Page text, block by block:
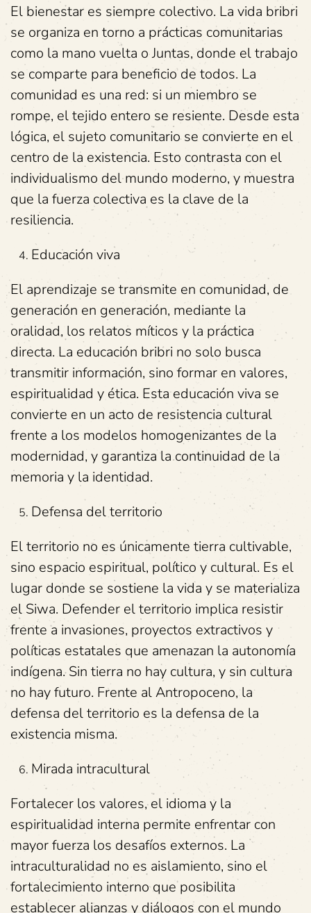
El bienestar es siempre colectivo. La vida bribri
se organiza en torno a prácticas comunitarias
como la mano vuelta o Juntas, donde el trabajo
se comparte para beneficio de todos. La
comunidad es una red: si un miembro se
rompe, el tejido entero se resiente. Desde esta
lógica, el sujeto comunitario se convierte en el
centro de la existencia. Esto contrasta con el
individualismo del mundo moderno, y muestra
que la fuerza colectiva es la clave de la
resiliencia.
Educación viva
El aprendizaje se transmite en comunidad, de
generación en generación, mediante la
oralidad, los relatos míticos y la práctica
directa. La educación bribri no solo busca
transmitir información, sino formar en valores,
espiritualidad y ética. Esta educación viva se
convierte en un acto de resistencia cultural
frente a los modelos homogenizantes de la
modernidad, y garantiza la continuidad de la
memoria y la identidad.
Defensa del territorio
El territorio no es únicamente tierra cultivable,
sino espacio espiritual, político y cultural. Es el
lugar donde se sostiene la vida y se materializa
el Siwa. Defender el territorio implica resistir
frente a invasiones, proyectos extractivos y
políticas estatales que amenazan la autonomía
indígena. Sin tierra no hay cultura, y sin cultura
no hay futuro. Frente al Antropoceno, la
defensa del territorio es la defensa de la
existencia misma.
Mirada intracultural
Fortalecer los valores, el idioma y la
espiritualidad interna permite enfrentar con
mayor fuerza los desafíos externos. La
intraculturalidad no es aislamiento, sino el
fortalecimiento interno que posibilita
establecer alianzas y diálogos con el mundo